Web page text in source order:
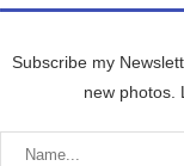
Subscribe my
new photos.